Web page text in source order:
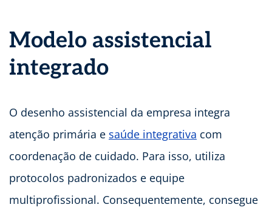
Modelo assistencial
integrado
O desenho assistencial da empresa integra
atenção primária e saúde integrativa com
coordenação de cuidado. Para isso, utiliza
protocolos padronizados e equipe
multiprofissional. Consequentemente, consegue